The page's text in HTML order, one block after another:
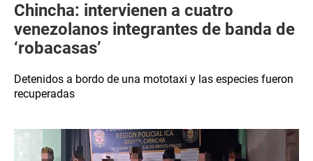
Chincha: intervienen a cuatro
venezolanos integrantes de banda de
‘robacasas’
Detenidos a bordo de una mototaxi y las especies fueron
recuperadas